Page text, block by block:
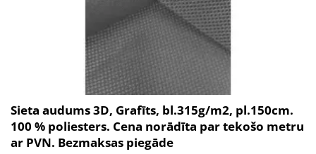
Sieta audums 3D, Grafīts, bl.315g/m2, pl.150cm.
100 % poliesters. Cena norādīta par tekošo metru
ar PVN. Bezmaksas piegāde